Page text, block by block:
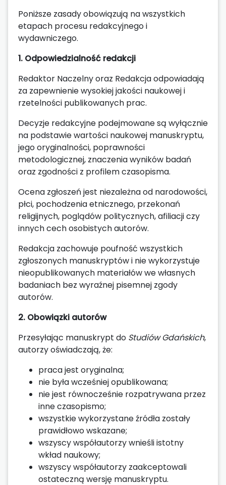
Poniższe zasady obowiązują na wszystkich
etapach procesu redakcyjnego i
wydawniczego.
1. Odpowiedzialność redakcji
Redaktor Naczelny oraz Redakcja odpowiadają
za zapewnienie wysokiej jakości naukowej i
rzetelności publikowanych prac.
Decyzje redakcyjne podejmowane są wyłącznie
na podstawie wartości naukowej manuskryptu,
jego oryginalności, poprawności
metodologicznej, znaczenia wyników badań
oraz zgodności z profilem czasopisma.
Ocena zgłoszeń jest niezależna od narodowości,
płci, pochodzenia etnicznego, przekonań
religijnych, poglądów politycznych, afiliacji czy
innych cech osobistych autorów.
Redakcja zachowuje poufność wszystkich
zgłoszonych manuskryptów i nie wykorzystuje
nieopublikowanych materiałów we własnych
badaniach bez wyraźnej pisemnej zgody
autorów.
2. Obowiązki autorów
Przesyłając manuskrypt do Studiów Gdańskich,
autorzy oświadczają, że:
praca jest oryginalna;
nie była wcześniej opublikowana;
nie jest równocześnie rozpatrywana przez
inne czasopismo;
wszystkie wykorzystane źródła zostały
prawidłowo wskazane;
wszyscy współautorzy wnieśli istotny
wkład naukowy;
wszyscy współautorzy zaakceptowali
ostateczną wersję manuskryptu.